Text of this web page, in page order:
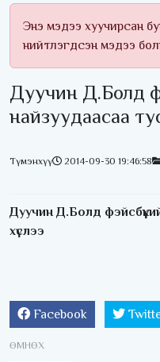
Энэ мэдээ хуучирсан
нийтлэгдсэн мэдээ
Дуучин Д.Болд
найзуудаасаа
Түмэнхүү 2014-09-30 19:46:58
Дуучин Д.Болд
хүслээ
Facebook
ӨМНӨХ